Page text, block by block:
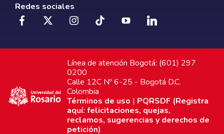
Redes sociales
Línea de atención Bogotá: (601) 297
0200
Calle 12C Nº 6-25 - Bogotá D.C.
Colombia
Términos de uso | PQRSDF (Registra
aquí: felicitaciones, quejas,
reclamos, sugerencias y derechos de
petición)